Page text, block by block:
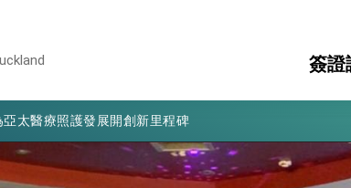
簽證
領
簽證
駐
消
進一步深化台美交流合作
智慧醫療與健康產業展」預告短片，向世界展現台灣守護
盼與理念相近國家共同維護國際秩序